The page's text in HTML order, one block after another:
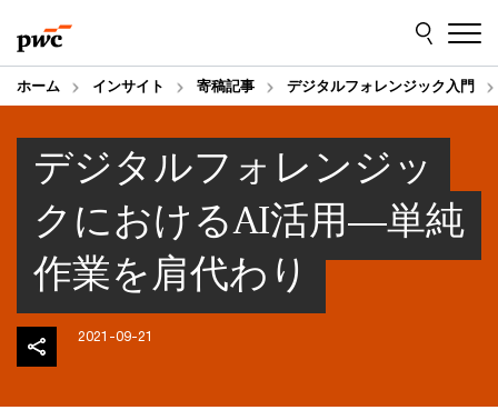
to
content
to
footer
ホーム インサイト 寄稿記事 デジタルフォレンジック入門
デジタルフォレンジッ
クにおけるAI活用―単純
作業を肩代わり
2021-09-21